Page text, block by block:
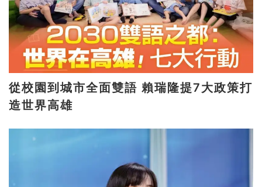
從校園到城市全面雙語 賴瑞隆提7大政策打
造世界高雄